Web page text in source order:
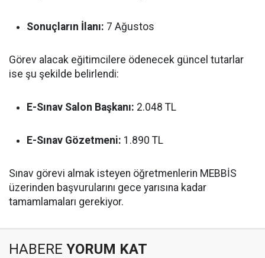
Sonuçların İlanı: 7 Ağustos
Görev alacak eğitimcilere ödenecek güncel tutarlar
ise şu şekilde belirlendi:
E-Sınav Salon Başkanı: 2.048 TL
E-Sınav Gözetmeni: 1.890 TL
Sınav görevi almak isteyen öğretmenlerin MEBBİS
üzerinden başvurularını gece yarısına kadar
tamamlamaları gerekiyor.
HABERE YORUM KAT